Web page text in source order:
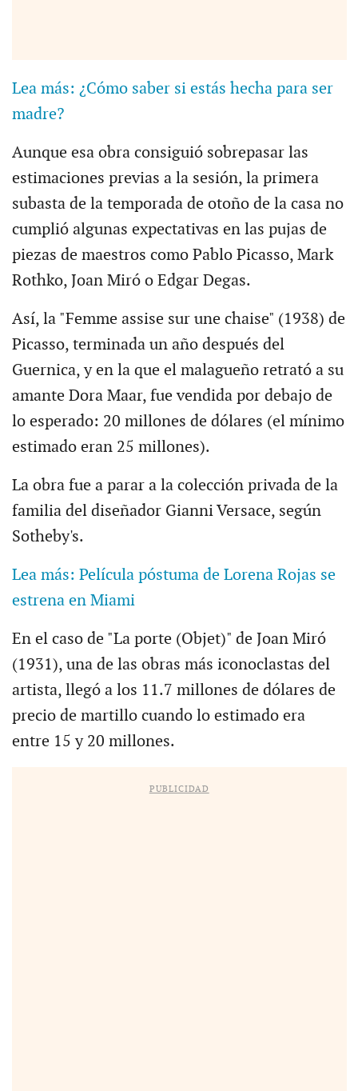
Lea más: ¿Cómo saber si estás hecha para ser
madre?
Aunque esa obra consiguió sobrepasar las
estimaciones previas a la sesión, la primera
subasta de la temporada de otoño de la casa no
cumplió algunas expectativas en las pujas de
piezas de maestros como Pablo Picasso, Mark
Rothko, Joan Miró o Edgar Degas.
Así, la "Femme assise sur une chaise" (1938) de
Picasso, terminada un año después del
Guernica, y en la que el malagueño retrató a su
amante Dora Maar, fue vendida por debajo de
lo esperado: 20 millones de dólares (el mínimo
estimado eran 25 millones).
La obra fue a parar a la colección privada de la
familia del diseñador Gianni Versace, según
Sotheby's.
Lea más: Película póstuma de Lorena Rojas se
estrena en Miami
En el caso de "La porte (Objet)" de Joan Miró
(1931), una de las obras más iconoclastas del
artista, llegó a los 11.7 millones de dólares de
precio de martillo cuando lo estimado era
entre 15 y 20 millones.
PUBLICIDAD